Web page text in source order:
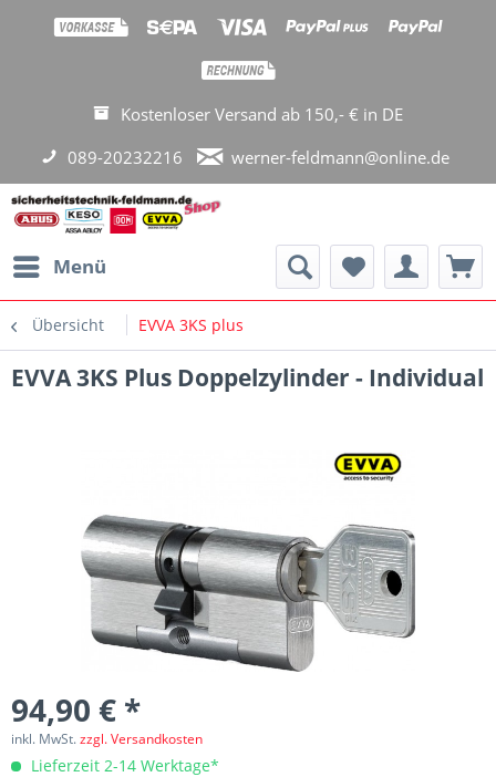
Kostenloser Versand ab 150,- € in DE
089-20232216
werner-feldmann@online.de
Menü
Übersicht EVVA 3KS plus
EVVA 3KS Plus Doppelzylinder - Individual
94,90 € *
inkl. MwSt.zzgl. Versandkosten
Lieferzeit 2-14 Werktage*